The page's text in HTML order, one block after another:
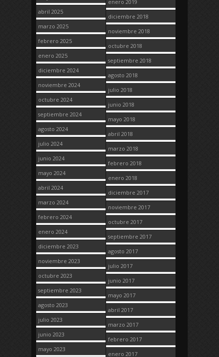
abril 2025
marzo 2025
febrero 2025
enero 2025
diciembre 2024
noviembre 2024
octubre 2024
septiembre 2024
agosto 2024
julio 2024
junio 2024
mayo 2024
abril 2024
marzo 2024
febrero 2024
enero 2024
diciembre 2023
noviembre 2023
octubre 2023
septiembre 2023
agosto 2023
julio 2023
junio 2023
mayo 2023
enero 2019
diciembre 2018
noviembre 2018
octubre 2018
septiembre 2018
agosto 2018
julio 2018
junio 2018
mayo 2018
abril 2018
marzo 2018
febrero 2018
enero 2018
diciembre 2017
noviembre 2017
octubre 2017
septiembre 2017
agosto 2017
julio 2017
junio 2017
mayo 2017
abril 2017
marzo 2017
febrero 2017
enero 2017